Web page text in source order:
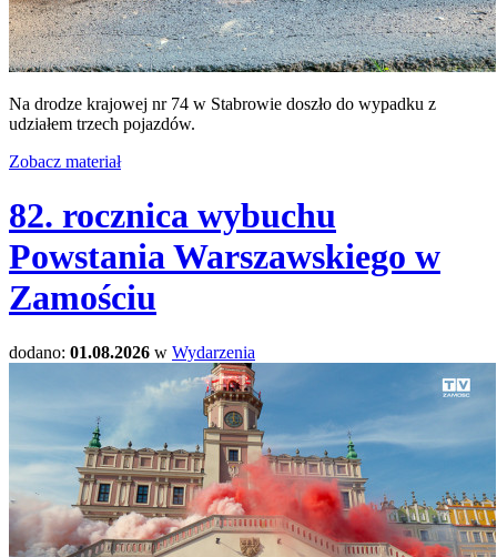
Na drodze krajowej nr 74 w Stabrowie doszło do wypadku z
udziałem trzech pojazdów.
Zobacz materiał
82. rocznica wybuchu
Powstania Warszawskiego w
Zamościu
dodano: 01.08.2026 w Wydarzenia